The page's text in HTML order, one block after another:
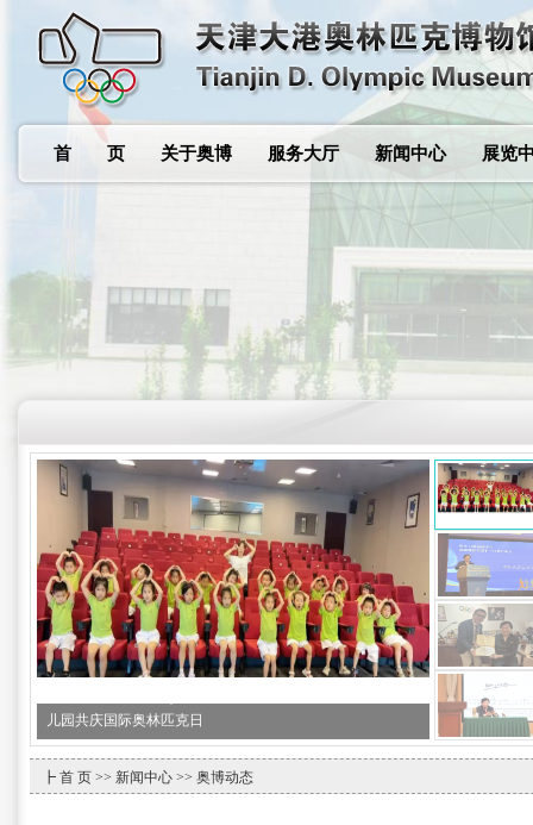
首 页 关于奥博 服务大厅 新闻中心 展览
八届海峡论坛·海峡两岸关爱下一代成长论坛
┣ 首 页 >> 新闻中心 >> 奥博动态